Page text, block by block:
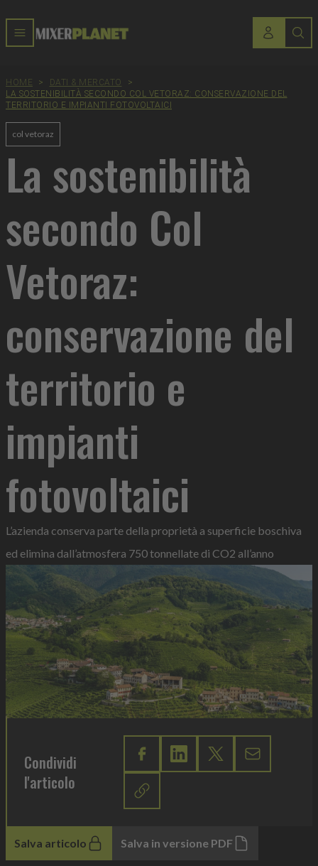
HOME > DATI & MERCATO
>
LA SOSTENIBILITÀ SECONDO COL VETORAZ: CONSERVAZIONE DEL
TERRITORIO E IMPIANTI FOTOVOLTAICI
col vetoraz
La sostenibilità
secondo Col
Vetoraz:
conservazione del
territorio e
impianti
fotovoltaici
L’azienda conserva parte della proprietà a superficie boschiva
ed elimina dall’atmosfera 750 tonnellate di CO2 all’anno
Condividi
l'articolo
Salva articolo Salva in versione PDF